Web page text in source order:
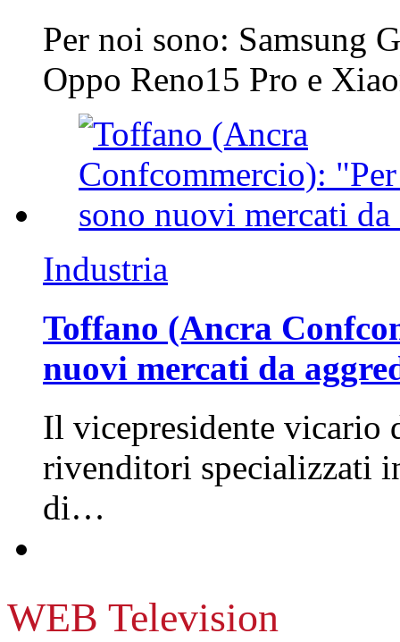
Per noi sono: Samsung
Oppo Reno15 Pro e
Industria
Toffano (Ancra
nuovi mercati da
Il vicepresidente vicario
rivenditori specializzati
di…
WEB Television